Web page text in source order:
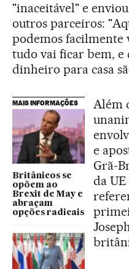
"inaceitável" e
outros parceiros:
podemos facilmente
tudo vai ficar bem, e
dinheiro para casa
MAIS INFORMAÇÕES
Britânicos se
opõem ao
Brexit de May e
abraçam
opções radicais
Além
e
Grã-
da